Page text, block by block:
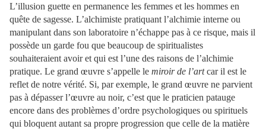
L’illusion guette en permanence les femmes et les hommes en
quête de sagesse. L’alchimiste pratiquant l’alchimie interne ou
manipulant dans son laboratoire n’échappe pas à ce risque, mais il
possède un garde fou que beaucoup de spiritualistes
souhaiteraient avoir et qui est l’une des raisons de l’alchimie
pratique. Le grand œuvre s’appelle le miroir de l’artcar il est le
reflet de notre vérité. Si, par exemple, le grand œuvre ne parvient
pas à dépasser l’œuvre au noir, c’est que le praticien patauge
encore dans des problèmes d’ordre psychologiques ou spirituels
qui bloquent autant sa propre progression que celle de la matière